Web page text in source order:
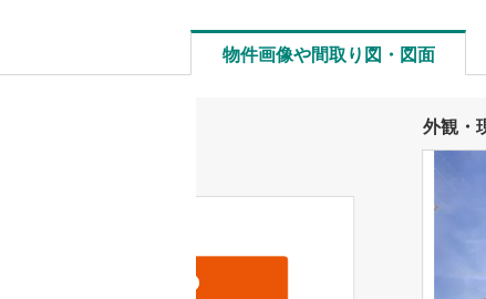
物件画像や間取り図・図面
外観・